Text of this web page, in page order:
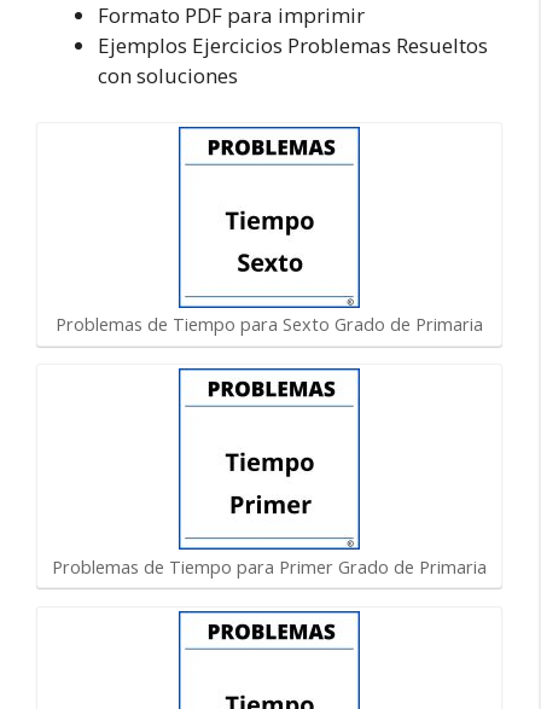
Formato PDF para imprimir
Ejemplos Ejercicios Problemas Resueltos
con soluciones
Problemas de Tiempo para Sexto Grado de Primaria
Problemas de Tiempo para Primer Grado de Primaria